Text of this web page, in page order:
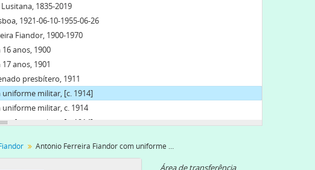
1835-2019
1921-06-10-1955-06-26
Fiandor, 1900-1970
anos, 1900
anos, 1901
presbítero, 1911
militar, [c. 1914]
militar, c. 1914
militar, [c. 1914]
amigos, 1930
António Ferreira Fiandor com uniforme militar
Área de transferência